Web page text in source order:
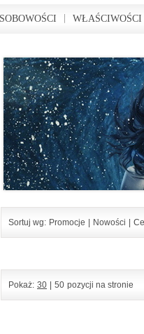
Sortuj wg: Promocje Nowości
Pokaż: 30 50 pozycji na stronie